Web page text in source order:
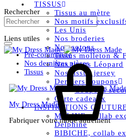
Rechercher
Liens utiles
Pré-commande
Nos dernières pièces
Tissus
My Dress Made
Fabriquer votre mode autrement
TISSUS
Tissus au mètre
Nos motifs
Les Unis
Nos broderies
Nos cotons
Tissus molleton &
Nos tissus Léopard
Nos tissus jersey
Derniers coupons
Coupons
Carte cadeaux
INSPIRATIONS COUTURE
MELINE, collab
Delphine
BIBICHE, collab